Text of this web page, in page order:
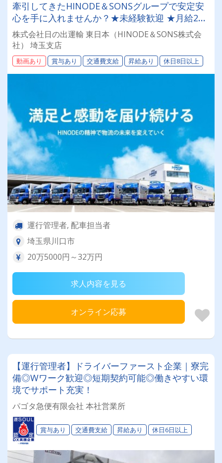
牽引してきたHINODE＆SONSグループで安定安
心を手に入れませんか？★未経験歓迎 ★月給20
万5000円～32万円 ★年間休日125日
株式会社日の出運輸 東日本（HINODE＆SONS株式会
社） 埼玉支店
動画あり 賞与あり 交通費支給 昇給あり 休日8日以上
運行管理者, 配車担当者
埼玉県川口市
20万5000円～32万円
求人内容を見る
オンライン応募
【運行管理者】ドライバーファースト企業｜寮完
備◎Wワーク歓迎◎短期契約可能◎働きやすい環
境でサポート充実！
パゴタ急便有限会社 本社営業所
賞与あり 交通費支給 昇給あり 休日6日以上